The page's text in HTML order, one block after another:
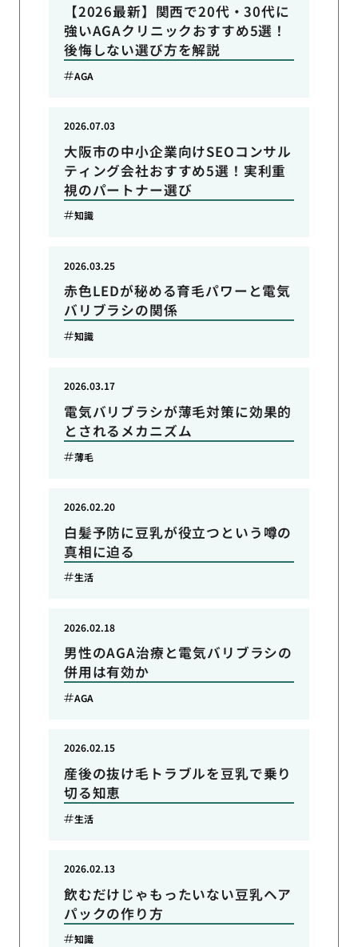
【2026最新】関西で20代・30代に
強いAGAクリニックおすすめ5選！
後悔しない選び方を解説
AGA
大阪市の中小企業向けSEOコンサル
ティング会社おすすめ5選！実利重
視のパートナー選び
2026.07.03
知識
赤色LEDが秘める育毛パワーと電気
バリブラシの関係
2026.03.25
知識
電気バリブラシが薄毛対策に効果的
とされるメカニズム
2026.03.17
薄毛
白髪予防に豆乳が役立つという噂の
真相に迫る
2026.02.20
生活
男性のAGA治療と電気バリブラシの
併用は有効か
2026.02.18
AGA
産後の抜け毛トラブルを豆乳で乗り
切る知恵
2026.02.15
生活
飲むだけじゃもったいない豆乳ヘア
パックの作り方
2026.02.13
知識